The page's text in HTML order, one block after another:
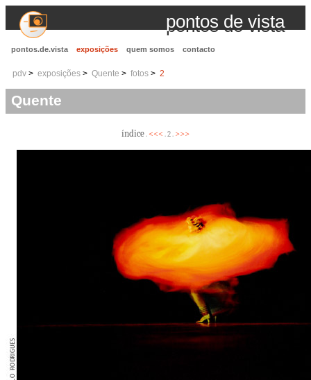
pontos de vista
pontos.de.vista exposições quem somos contacto
pdv exposições Quente fotos 2
Quente
índice. <<< . 2 . >>>